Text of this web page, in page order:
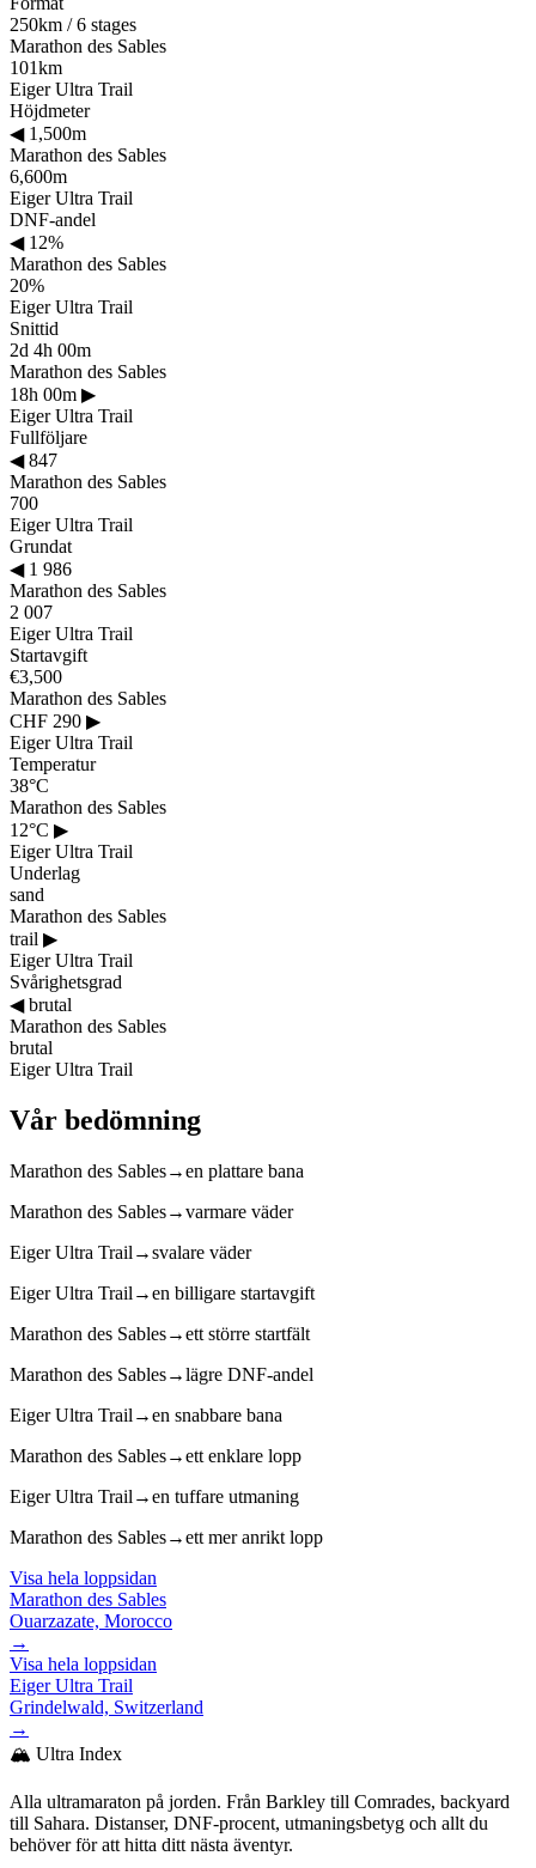
250km / 6 stages
Marathon des Sables
101km
Eiger Ultra Trail
Höjdmeter
◀1,500m
Marathon des Sables
6,600m
Eiger Ultra Trail
DNF-andel
◀12%
Marathon des Sables
20%
Eiger Ultra Trail
Snittid
2d 4h 00m
Marathon des Sables
18h 00m ▶
Eiger Ultra Trail
Fullföljare
◀847
Marathon des Sables
700
Eiger Ultra Trail
Grundat
◀1 986
Marathon des Sables
2 007
Eiger Ultra Trail
Startavgift
€3,500
Marathon des Sables
CHF 290 ▶
Eiger Ultra Trail
Temperatur
38°C
Marathon des Sables
12°C ▶
Eiger Ultra Trail
Underlag
sand
Marathon des Sables
trail ▶
Eiger Ultra Trail
Svårighetsgrad
◀brutal
Marathon des Sables
brutal
Eiger Ultra Trail
Vår bedömning
Marathon des Sables→en plattare bana
Marathon des Sables→varmare väder
Eiger Ultra Trail →svalare väder
Eiger Ultra Trail →en billigare startavgift
Marathon des Sables→ett större startfält
Marathon des Sables→lägre DNF-andel
Eiger Ultra Trail →en snabbare bana
Marathon des Sables→ett enklare lopp
Eiger Ultra Trail →en tuffare utmaning
Marathon des Sables→ett mer anrikt lopp
Visa hela loppsidan
Marathon des Sables
Ouarzazate, Morocco
→
Visa hela loppsidan
Eiger Ultra Trail
Grindelwald, Switzerland
→
🏔️ Ultra Index
Alla ultramaraton på jorden. Från Barkley till Comrades, backyard
till Sahara. Distanser, DNF-procent, utmaningsbetyg och allt du
behöver för att hitta ditt nästa äventyr.